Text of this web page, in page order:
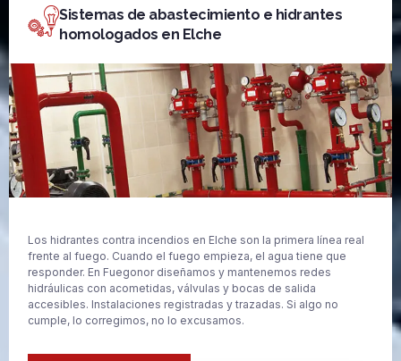
Sistemas de abastecimiento e hidrantes
homologados en Elche
Los hidrantes contra incendios en Elche son la primera línea real
frente al fuego. Cuando el fuego empieza, el agua tiene que
responder. En Fuegonor diseñamos y mantenemos redes
hidráulicas con acometidas, válvulas y bocas de salida
accesibles. Instalaciones registradas y trazadas. Si algo no
cumple, lo corregimos, no lo excusamos.